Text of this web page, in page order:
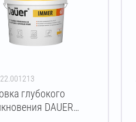
глубокого
DAUER